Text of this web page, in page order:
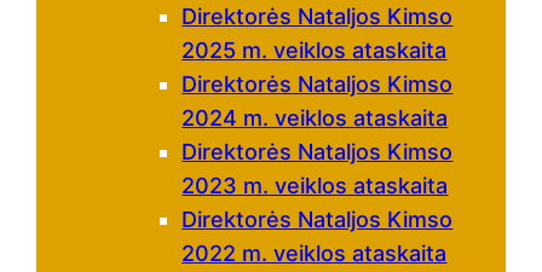
Direktorės Nataljos Kimso
2025 m. veiklos ataskaita
Direktorės Nataljos Kimso
2024 m. veiklos ataskaita
Direktorės Nataljos Kimso
2023 m. veiklos ataskaita
Direktorės Nataljos Kimso
2022 m. veiklos ataskaita